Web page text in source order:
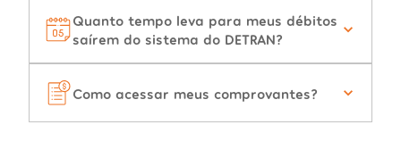
Quanto tempo leva para meus débitos
saírem do sistema do DETRAN?
Como acessar meus comprovantes?